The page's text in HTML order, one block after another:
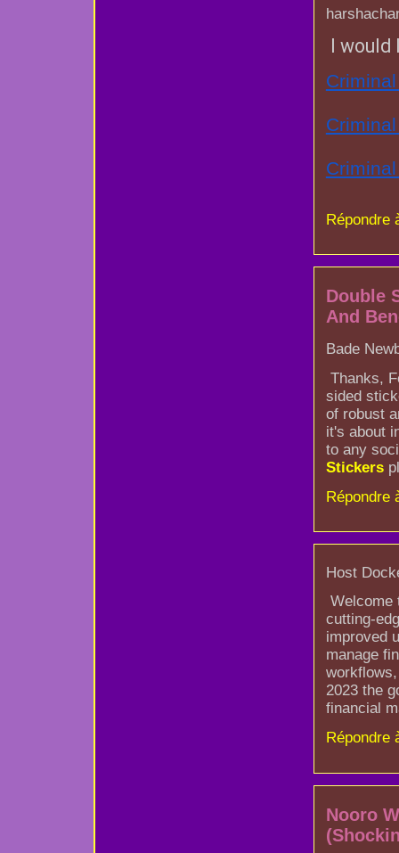
I would
Répondre
Double
And
Bade
Thanks,
sided
of robust
it's about
to any
Stickers
Répondre
Host
cutting-
improved
manage
2023 the
financial
Répondre
Nooro